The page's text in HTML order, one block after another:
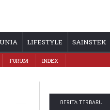
LIFESTYLE SAINSTEK
FORUM INDEX
BERITA TERBARU